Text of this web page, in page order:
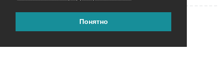
Понятно